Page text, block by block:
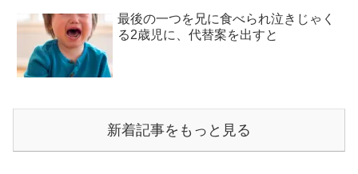
最後の一つを兄に食べられ泣きじゃく
る2歳児に、代替案を出すと
新着記事をもっと見る